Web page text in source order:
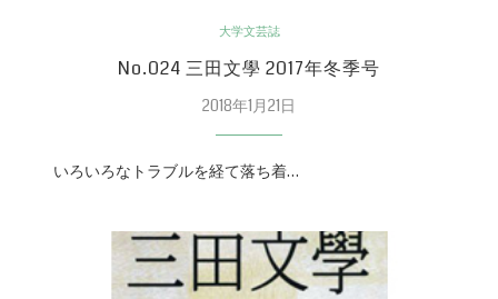
大学文芸誌
No.024 三田文學 2017年冬季号
2018年1月21日
いろいろなトラブルを経て落ち着…